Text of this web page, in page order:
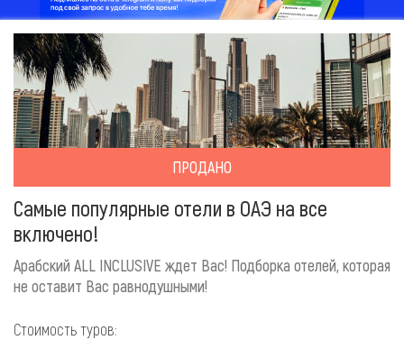
ПРОДАНО
Самые популярные отели в ОАЭ на все
включено!
Арабский ALL INCLUSIVE ждет Вас! Подборка отелей, которая
не оставит Вас равнодушными!
Стоимость туров: